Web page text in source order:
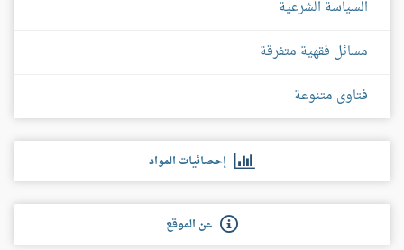
السياسة الشرعية
مسائل فقهية متفرقة
فتاوى متنوعة
إحصائيات المواد
عن الموقع